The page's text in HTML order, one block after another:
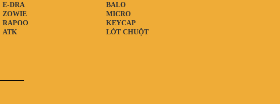
ATK
RAPOO
ZOWIE
E-DRA
LÓT CHUỘT
KEYCAP
MICRO
BALO